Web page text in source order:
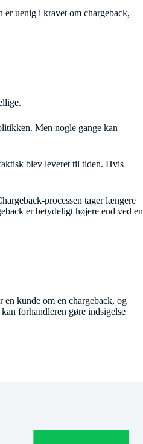
uenig i kravet om chargeback,
Men nogle gange kan
blev leveret til tiden. Hvis
processen tager længere
er betydeligt højere end ved en
kunde om en chargeback, og
forhandleren gøre indsigelse